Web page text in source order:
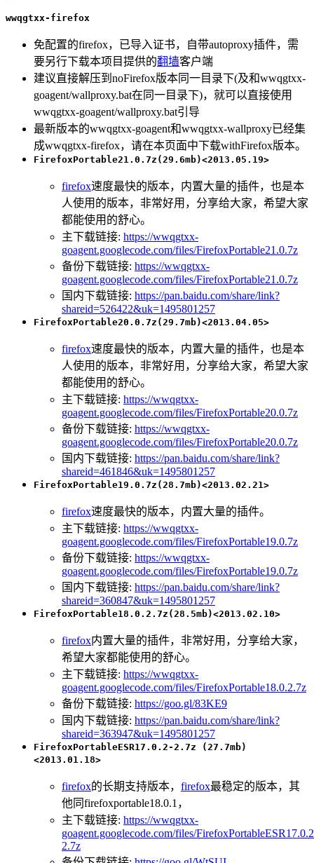
wwqgtxx-firefox
免配置的firefox，已导入证书，自带autoproxy插件，需
要另行下载本项目提供的翻墙客户端
建议直接解压到noFirefox版本同一目录下(及和wwqgtxx-
goagent/wallproxy.bat在同一目录下)，就可以直接使用
wwqgtxx-goagent/wallproxy.bat引导
最新版本的wwqgtxx-goagent和wwqgtxx-wallproxy已经集
成wwqgtxx-firefox，请在本页面中下载withFirefox版本。
FirefoxPortable21.0.7z(29.6mb)<2013.05.19>
firefox速度最快的版本，内置大量的插件，也是本
人使用的版本，非常好用，分享给大家，希望大家
都能使用的舒心。
主下载链接: https://wwqgtxx-
goagent.googlecode.com/files/FirefoxPortable21.0.7z
备份下载链接: https://wwqgtxx-
goagent.googlecode.com/files/FirefoxPortable21.0.7z
国内下载链接: https://pan.baidu.com/share/link?
shareid=526422&uk=1495801257
FirefoxPortable20.0.7z(29.7mb)<2013.04.05>
firefox速度最快的版本，内置大量的插件，也是本
人使用的版本，非常好用，分享给大家，希望大家
都能使用的舒心。
主下载链接: https://wwqgtxx-
goagent.googlecode.com/files/FirefoxPortable20.0.7z
备份下载链接: https://wwqgtxx-
goagent.googlecode.com/files/FirefoxPortable20.0.7z
国内下载链接: https://pan.baidu.com/share/link?
shareid=461846&uk=1495801257
FirefoxPortable19.0.7z(28.7mb)<2013.02.21>
firefox速度最快的版本，内置大量的插件。
主下载链接: https://wwqgtxx-
goagent.googlecode.com/files/FirefoxPortable19.0.7z
备份下载链接: https://wwqgtxx-
goagent.googlecode.com/files/FirefoxPortable19.0.7z
国内下载链接: https://pan.baidu.com/share/link?
shareid=360847&uk=1495801257
FirefoxPortable18.0.2.7z(28.5mb)<2013.02.10>
firefox内置大量的插件，非常好用，分享给大家，
希望大家都能使用的舒心。
主下载链接: https://wwqgtxx-
goagent.googlecode.com/files/FirefoxPortable18.0.2.7z
备份下载链接: https://goo.gl/83KE9
国内下载链接: https://pan.baidu.com/share/link?
shareid=363947&uk=1495801257
FirefoxPortableESR17.0.2-2.7z (27.7mb)
<2013.01.18>
firefox的长期支持版本， firefox最稳定的版本，其
他同firefoxportable18.0.1，
主下载链接: https://wwqgtxx-
goagent.googlecode.com/files/
2.7z